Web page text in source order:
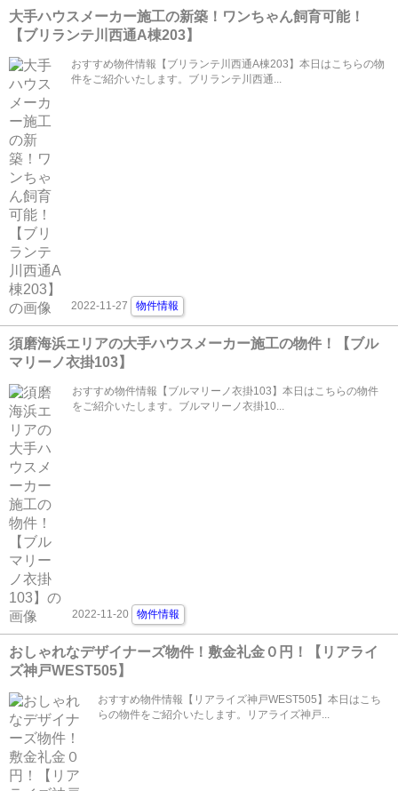
大手ハウスメーカー施工の新築！ワンちゃん飼育可能！
【ブリランテ川西通A棟203】
おすすめ物件情報【ブリランテ川西通A棟203】本日はこちらの物
件をご紹介いたします。ブリランテ川西通...
2022-11-27 物件情報
須磨海浜エリアの大手ハウスメーカー施工の物件！【ブル
マリーノ衣掛103】
おすすめ物件情報【ブルマリーノ衣掛103】本日はこちらの物件
をご紹介いたします。ブルマリーノ衣掛10...
2022-11-20 物件情報
おしゃれなデザイナーズ物件！敷金礼金０円！【リアライ
ズ神戸WEST505】
おすすめ物件情報【リアライズ神戸WEST505】本日はこち
らの物件をご紹介いたします。リアライズ神戸...